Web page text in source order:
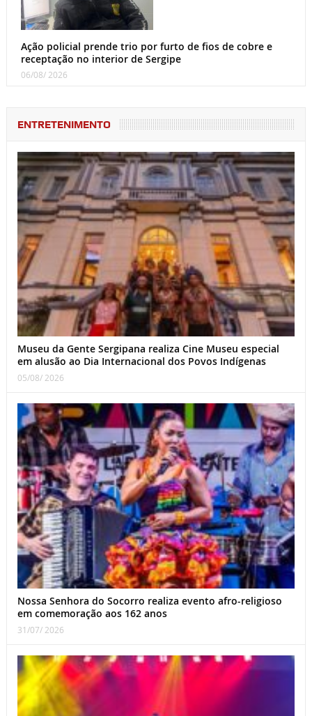
Ação policial prende trio por furto de fios de cobre e
receptação no interior de Sergipe
06/08/ 2026
ENTRETENIMENTO
Museu da Gente Sergipana realiza Cine Museu especial
em alusão ao Dia Internacional dos Povos Indígenas
05/08/ 2026
Nossa Senhora do Socorro realiza evento afro-religioso
em comemoração aos 162 anos
31/07/ 2026